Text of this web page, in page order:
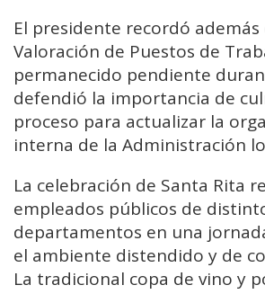
El presidente recordó además
Valoración de Puestos de
permanecido pendiente
defendió la importancia de
proceso para actualizar la
interna de la Administración
La celebración de Santa Rita
empleados públicos de
departamentos en una
el ambiente distendido y de
La tradicional copa de vino y